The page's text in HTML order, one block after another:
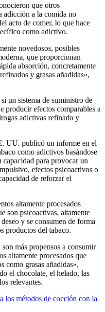
que otros
adicción a la comida no
acto de comer, lo que hace
como adictivo.
novedosos, posibles
que proporcionan
absorción, concretamente
y grasas añadidas»,
un sistema de suministro de
producir efectos comparables a
adictivas refinado y
UU. publicó un informe en el
como adictivos basándose
para provocar un
efectos psicoactivos o
de reforzar el
altamente procesados
son psicoactivas, altamente
y se consumen de forma
productos del tabaco.
más propensos a consumir
altamente procesados que
como grasas añadidas»,
el chocolate, el helado, las
relevantes.
los métodos de cocción con la